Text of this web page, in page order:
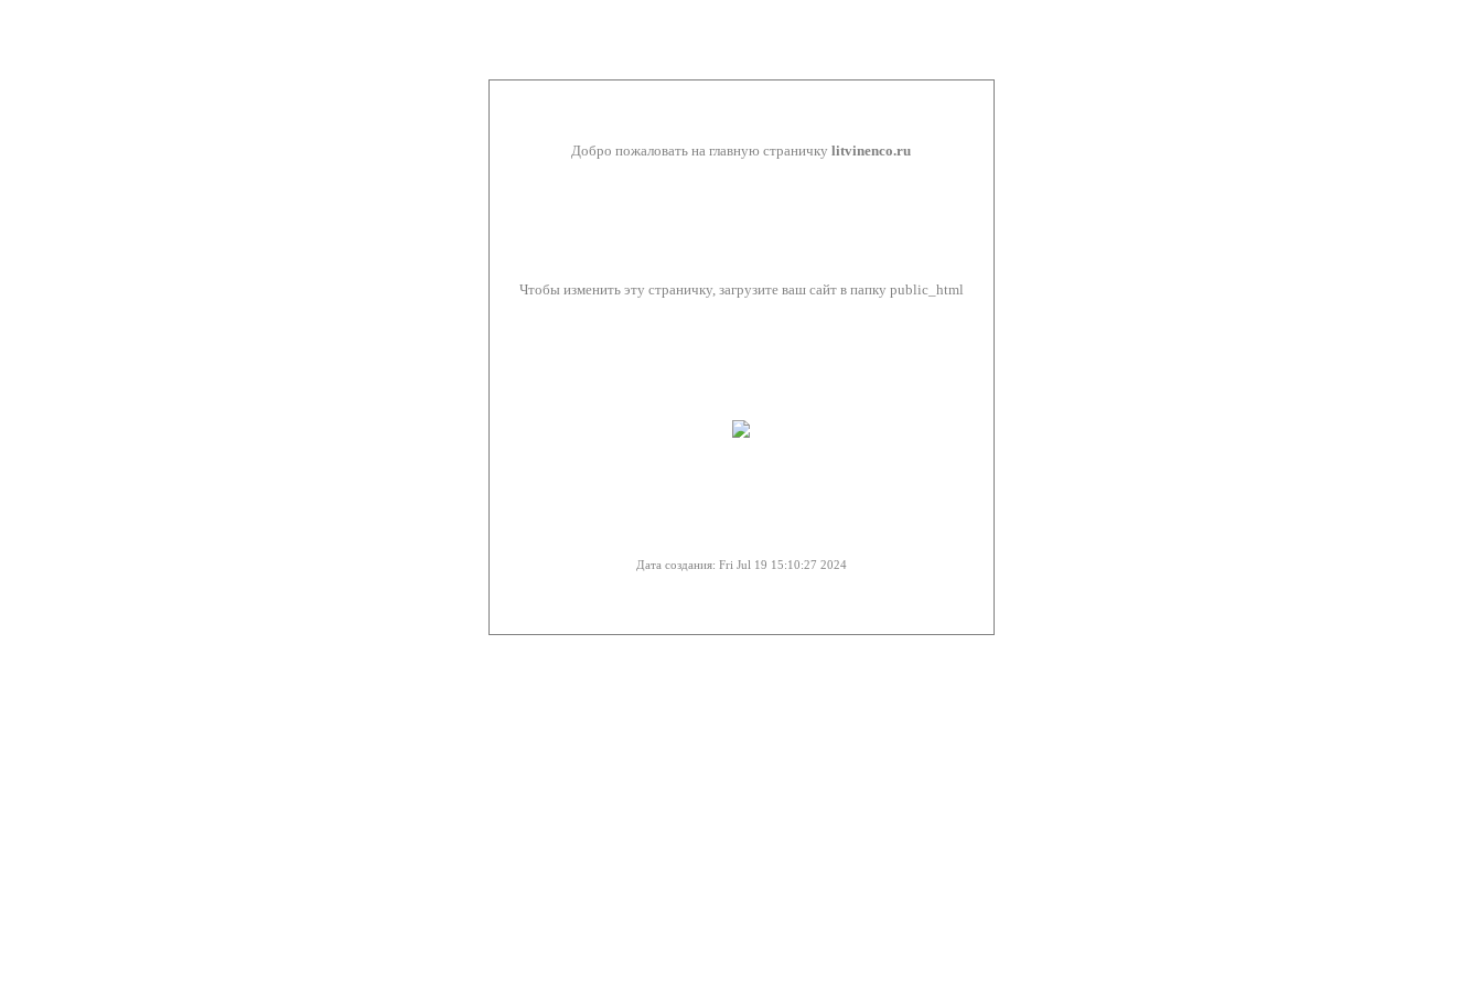
Добро пожаловать на главную страничку litvinenco.ru
Чтобы изменить эту страничку, загрузите ваш сайт в папку public_html
Дата создания: Fri Jul 19 15:10:27 2024